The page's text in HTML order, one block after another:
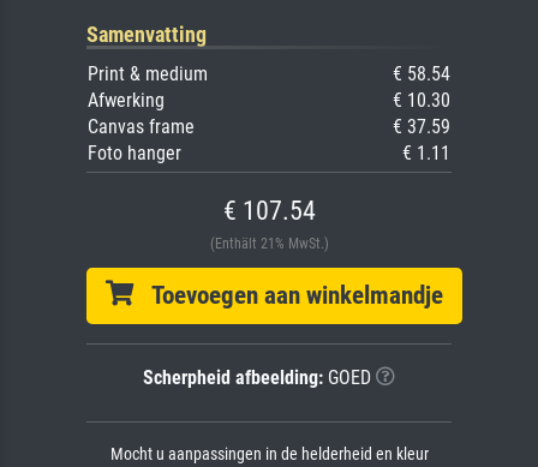
Samenvatting
Print & medium
€ 58.54
Afwerking
€ 10.30
Canvas frame
€ 37.59
Foto hanger
€ 1.11
€ 107.54
(Enthält 21% MwSt.)
Toevoegen aan winkelmandje
Scherpheid afbeelding: GOED
Mocht u aanpassingen in de helderheid en kleur